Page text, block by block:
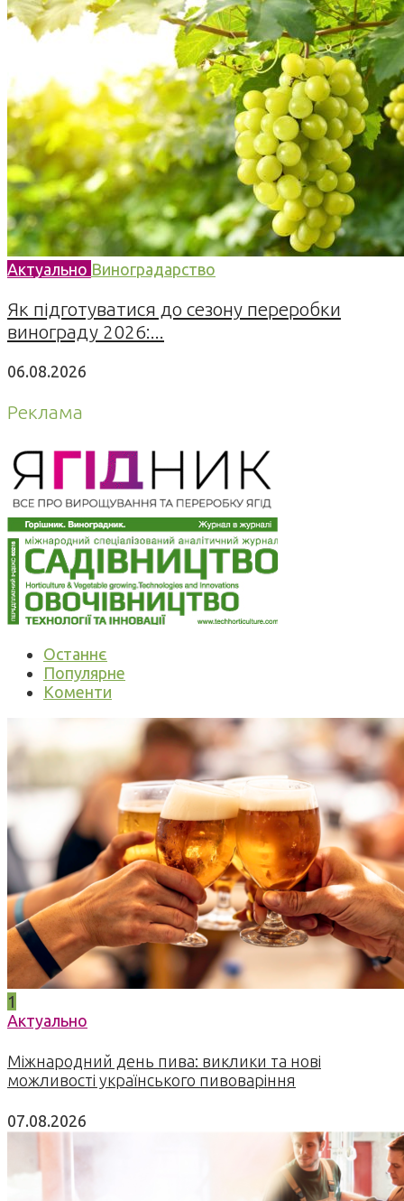
Актуально Виноградарство
Як підготуватися до сезону переробки
винограду 2026:...
06.08.2026
Реклама
Останнє
Популярне
Коменти
1
Актуально
Міжнародний день пива: виклики та нові
можливості українського пивоваріння
07.08.2026